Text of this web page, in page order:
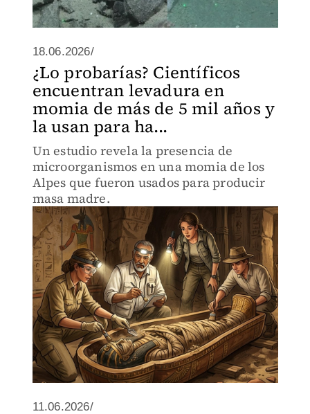
18.06.2026/
¿Lo probarías? Científicos
encuentran levadura en
momia de más de 5 mil años y
la usan para ha...
Un estudio revela la presencia de
microorganismos en una momia de los
Alpes que fueron usados para producir
masa madre.
11.06.2026/